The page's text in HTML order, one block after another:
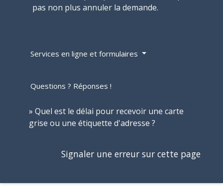
pas non plus annuler la demande.
Services en ligne et formulaires
Questions ? Réponses !
Quel est le délai pour recevoir une carte
grise ou une étiquette d'adresse ?
Signaler une erreur sur cette page